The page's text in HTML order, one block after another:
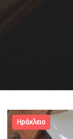
Ηράκλειο